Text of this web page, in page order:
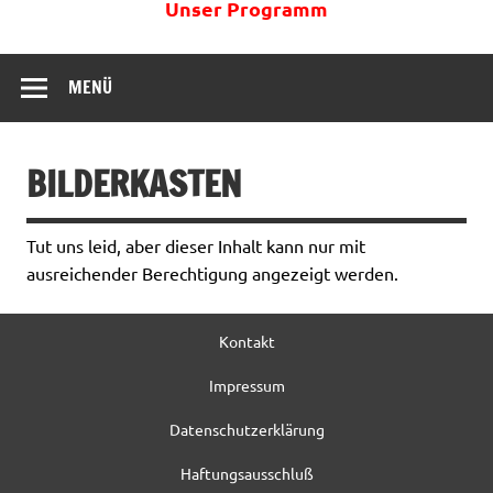
Unser Programm
MENÜ
BILDERKASTEN
Tut uns leid, aber dieser Inhalt kann nur mit
ausreichender Berechtigung angezeigt werden.
Kontakt
Impressum
Datenschutzerklärung
Haftungsausschluß